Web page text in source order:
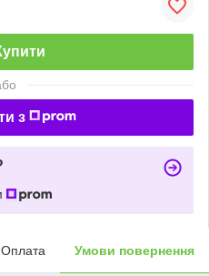
з
Оплата Умови повернення